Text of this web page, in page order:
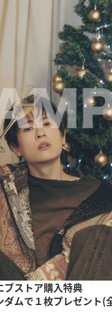
ブストア購入特典
ムで１枚プレゼント(